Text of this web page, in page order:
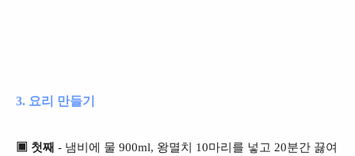
3. 요리 만들기
▣ 첫째 - 냄비에 물 900ml, 왕멸치 10마리를 넣고 20분간 끓여